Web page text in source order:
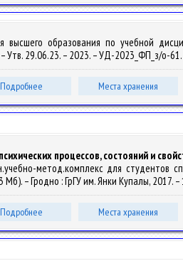
высшего образования по учебной
Утв. 29.06.23. – 2023. – УД-2023_ФП_з/о-61.
Подробнее Места хранения
процессов, состояний и
метод.комплекс для студентов
Мб). – Гродно : ГрГУ им. Янки Купалы,
Подробнее Места хранения